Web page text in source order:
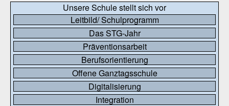
Unsere Schule stellt sich vor
Leitbild/ Schulprogramm
Das STG-Jahr
Präventionsarbeit
Berufsorientierung
Offene Ganztagsschule
Digitalisierung
Integration